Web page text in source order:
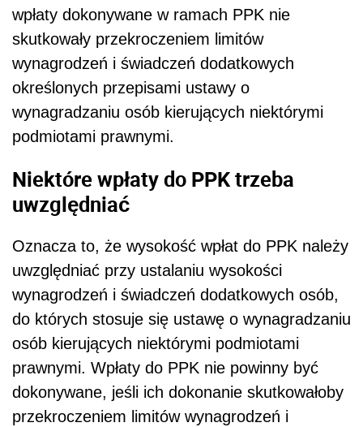
wpłaty dokonywane w ramach PPK nie
skutkowały przekroczeniem limitów
wynagrodzeń i świadczeń dodatkowych
określonych przepisami ustawy o
wynagradzaniu osób kierujących niektórymi
podmiotami prawnymi.
Niektóre wpłaty do PPK trzeba
uwzględniać
Oznacza to, że wysokość wpłat do PPK należy
uwzględniać przy ustalaniu wysokości
wynagrodzeń i świadczeń dodatkowych osób,
do których stosuje się ustawę o wynagradzaniu
osób kierujących niektórymi podmiotami
prawnymi. Wpłaty do PPK nie powinny być
dokonywane, jeśli ich dokonanie skutkowałoby
przekroczeniem limitów wynagrodzeń i